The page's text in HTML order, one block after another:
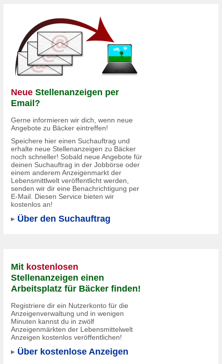
Neue Stellenanzeigen per
Email?
Gerne informieren wir dich, wenn neue
Angebote zu Bäcker eintreffen!
Speichere hier einen Suchauftrag und
erhalte neue Stellenanzeigen zu Bäcker
noch schneller! Sobald neue Angebote für
deinen Suchauftrag in der Jobbörse oder
einem anderem Anzeigenmarkt der
Lebensmittlwelt veröffentlicht werden,
senden wir dir eine Benachrichtigung per
E-Mail. Diesen Service bieten wir
kostenlos an!
Über den Suchauftrag
Mit kostenlosen
Stellenanzeigen einen
Arbeitsplatz für Bäcker finden!
Registriere dir ein Nutzerkonto für die
Anzeigenverwaltung und in wenigen
Minuten kannst du in zwölf
Anzeigenmärkten der Lebensmittelwelt
Anzeigen kostenlos veröffentlichen!
Über kostenlose Anzeigen